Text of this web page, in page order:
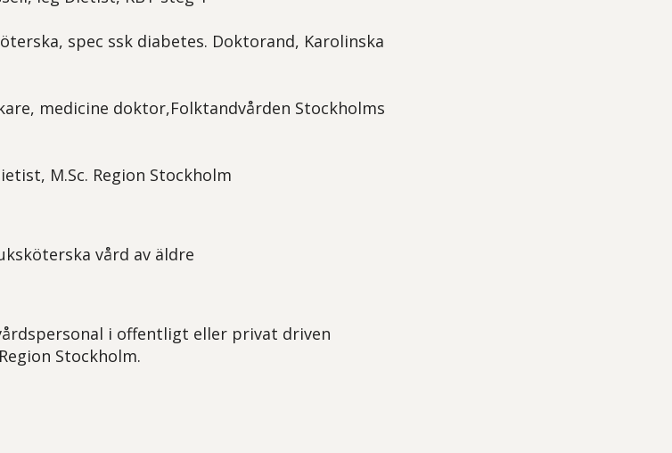
spec ssk diabetes. Doktorand, Karolinska
medicine doktor,Folktandvården Stockholms
M.Sc. Region Stockholm
vård av äldre
i offentligt eller privat driven
Stockholm.